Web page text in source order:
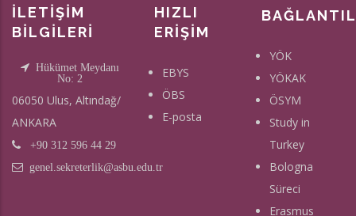
İLETİŞİM
BİLGİLERİ
Hükümet Meydanı
No: 2
06050 Ulus, Altındağ/
ANKARA
+90 312 596 44 29
genel.sekreterlik@asbu.edu.tr
HIZLI
ERİŞİM
EBYS
ÖBS
E-posta
YÖK
YÖKAK
ÖSYM
Study in
Turkey
Bologna
Süreci
Erasmus